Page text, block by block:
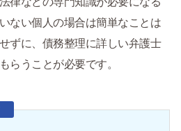
ない個人の場合は簡単なことは
ずに、債務整理に詳しい弁護士
らうことが必要です。